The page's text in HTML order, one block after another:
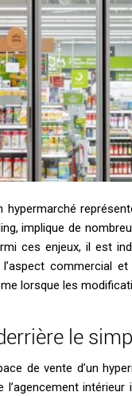
hypermarché
implique de
ces enjeux, il est
commercial
lorsque les
le
de vente d’un
l’agencement